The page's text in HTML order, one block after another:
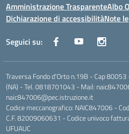
Amministrazione TrasparenteAlbo
Dichiarazione di accessibilitàNote
Seguici su:
Traversa Fondo d'Orto n.19B - Cap
(NA) - Tel. 0818701043 - Mail:
naic847006@pec.istruzione.it
Codice meccanografico: NAIC847006 -
C.F. 82009060631 - Codice univoco
UFUAUC